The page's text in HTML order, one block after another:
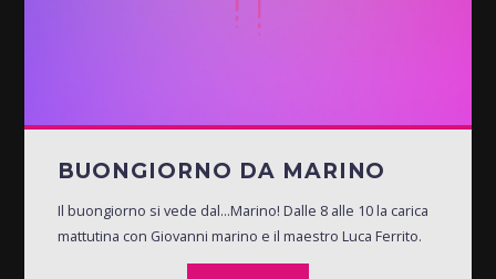
BUONGIORNO DA MARINO
Il buongiorno si vede dal...Marino! Dalle 8 alle 10 la carica
mattutina con Giovanni marino e il maestro Luca Ferrito.